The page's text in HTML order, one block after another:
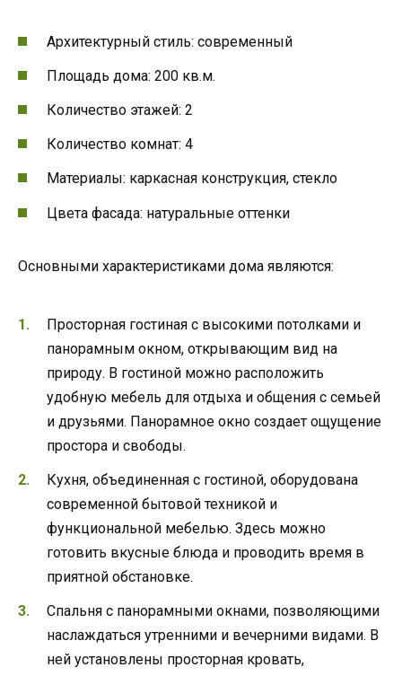
Архитектурный стиль: современный
Площадь дома: 200 кв.м.
Количество этажей: 2
Количество комнат: 4
Материалы: каркасная конструкция, стекло
Цвета фасада: натуральные оттенки
Основными характеристиками дома являются:
Просторная гостиная с высокими потолками и
панорамным окном, открывающим вид на
природу. В гостиной можно расположить
удобную мебель для отдыха и общения с семьей
и друзьями. Панорамное окно создает ощущение
простора и свободы.
Кухня, объединенная с гостиной, оборудована
современной бытовой техникой и
функциональной мебелью. Здесь можно
готовить вкусные блюда и проводить время в
приятной обстановке.
Спальня с панорамными окнами, позволяющими
наслаждаться утренними и вечерними видами. В
ней установлены просторная кровать,